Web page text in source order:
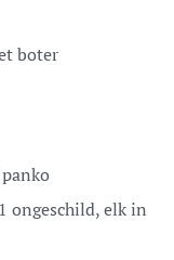
boter
ongeschild, elk in